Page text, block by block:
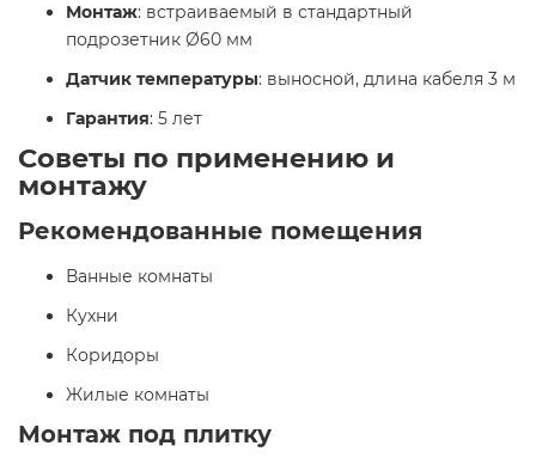
Монтаж: встраиваемый в стандартный
подрозетник Ø60 мм
Датчик температуры: выносной, длина кабеля 3 м
Гарантия: 5 лет​
Советы по применению и
монтажу
Рекомендованные помещения
Ванные комнаты
Кухни
Коридоры
Жилые комнаты​
Монтаж под плитку